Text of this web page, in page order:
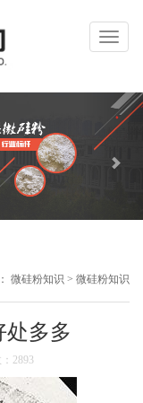
Toggle
Next
微硅粉知识 > 微硅粉知识
处多多
2893